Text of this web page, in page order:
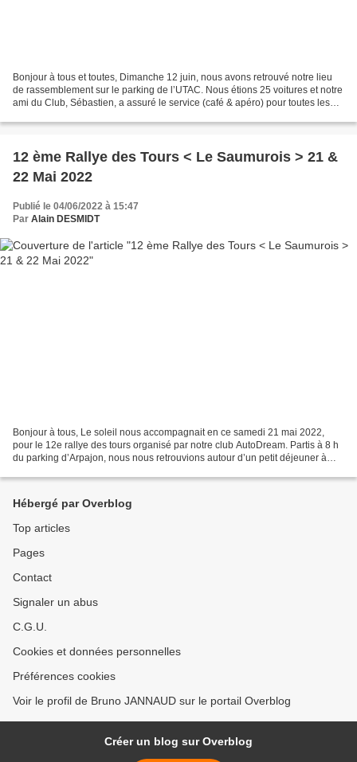
Bonjour à tous et toutes, Dimanche 12 juin, nous avons retrouvé notre lieu
de rassemblement sur le parking de l’UTAC. Nous étions 25 voitures et notre
ami du Club, Sébastien, a assuré le service (café & apéro) pour toutes les
12 ème Rallye des Tours < Le Saumurois > 21 &
22 Mai 2022
Publié le 04/06/2022 à 15:47
Par Alain DESMIDT
Bonjour à tous, Le soleil nous accompagnait en ce samedi 21 mai 2022,
pour le 12e rallye des tours organisé par notre club AutoDream. Partis à 8 h
du parking d’Arpajon, nous nous retrouvions autour d’un petit déjeuner à
Hébergé par Overblog
Top articles
Pages
Contact
Signaler un abus
C.G.U.
Cookies et données personnelles
Préférences cookies
Voir le profil de Bruno JANNAUD sur le portail Overblog
Créer un blog sur Overblog